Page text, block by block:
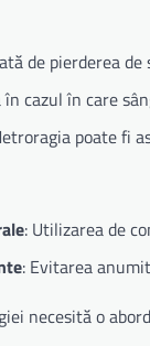
de pierderea
cazul în care
poate fi
: Utilizarea de
: Evitarea
necesită o